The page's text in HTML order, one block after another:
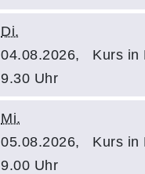
Di.
04.08.2026,
9.30 Uhr
Kurs in
Mi.
05.08.2026,
9.00 Uhr
Kurs in